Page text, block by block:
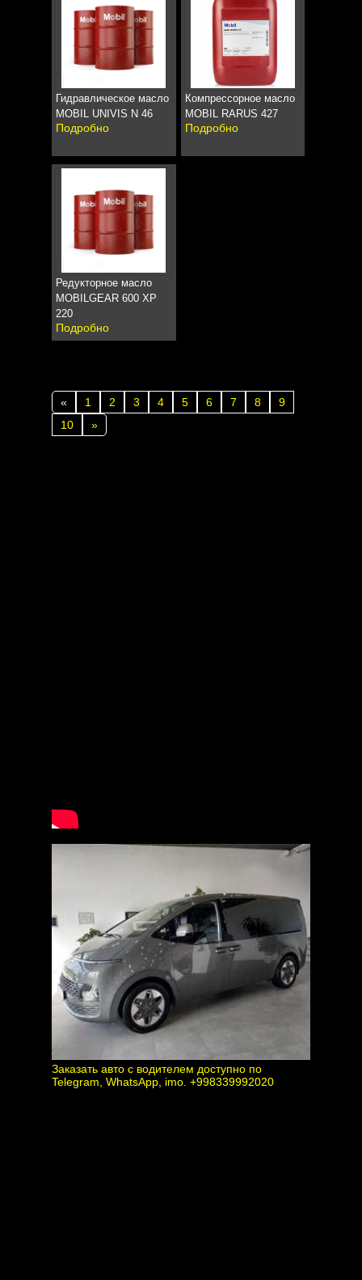
Гидравлическое масло
MOBIL UNIVIS N 46
Подробно
Компрессорное масло
MOBIL RARUS 427
Подробно
Редукторное масло
MOBILGEAR 600 XP
220
Подробно
« 1 2 3 4 5 6 7 8
9
10
»
Заказать авто с водителем доступно по
Telegram, WhatsApp, imo. +998339992020